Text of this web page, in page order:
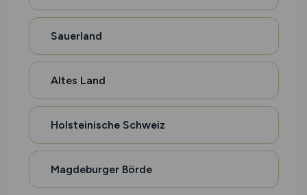
Sauerland
Altes Land
Holsteinische Schweiz
Magdeburger Börde